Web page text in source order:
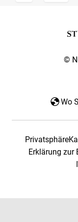
©
Wo
Privatsphäre
Erklärung zur